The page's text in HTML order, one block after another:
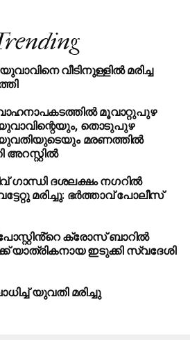
വീടിനുള്ളിൽ മരിച്ച
മൂവാറ്റുപുഴ
തൊടുപുഴ
മരണത്തില്‍
അറസ്റ്റില്‍
ഗാന്ധി ദശലക്ഷം നഗറിൽ
മരിച്ചു: ഭർത്താവ് പോലീസ്
ക്രോസ് ബാറില്‍
യാത്രികനായ ഇടുക്കി സ്വദേശി
യുവതി മരിച്ചു